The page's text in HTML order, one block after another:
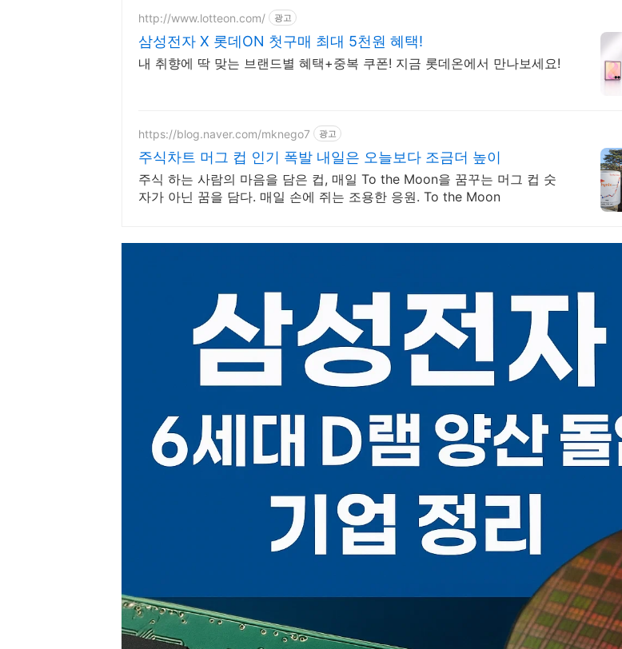
http://www.lotteon.com/ 광고
삼성전자 X 롯데ON 첫구매 최대 5천원 혜택!
내 취향에 딱 맞는 브랜드별 혜택+중복 쿠폰! 지금 롯데온에서 만나보세요!
https://blog.naver.com/mknego7 광고
주식차트 머그 컵 인기 폭발 내일은 오늘보다 조금더 높이
주식 하는 사람의 마음을 담은 컵, 매일 To the Moon을 꿈꾸는 머그 컵 숫
자가 아닌 꿈을 담다. 매일 손에 쥐는 조용한 응원. To the Moon